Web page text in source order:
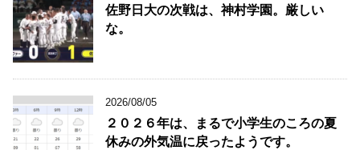
佐野日大の次戦は、神村学園。厳しい
な。
2026/08/05
２０２６年は、まるで小学生のころの夏
休みの外気温に戻ったようです。